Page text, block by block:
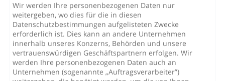
Wir werden Ihre personenbezogenen Daten nur
weitergeben, wo dies für die in diesen
Datenschutzbestimmungen aufgelisteten Zwecke
erforderlich ist. Dies kann an andere Unternehmen
innerhalb unseres Konzerns, Behörden und unsere
vertrauenswürdigen Geschäftspartnern erfolgen. Wir
werden Ihre personenbezogenen Daten auch an
Unternehmen (sogenannte „Auftragsverarbeiter”)